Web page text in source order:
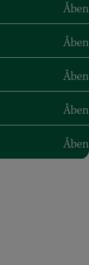
Åben
Åben
Åben
Åben
Åben